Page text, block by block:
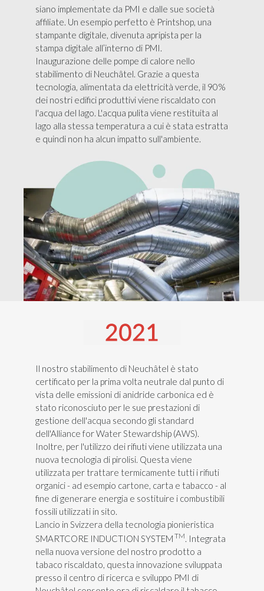
siano implementate da PMI e dalle sue società
affiliate. Un esempio perfetto è Printshop, una
stampante digitale, divenuta apripista per la
stampa digitale all’interno di PMI.
Inaugurazione delle pompe di calore nello
stabilimento di Neuchâtel. Grazie a questa
tecnologia, alimentata da elettricità verde, il 90%
dei nostri edifici produttivi viene riscaldato con
l'acqua del lago. L'acqua pulita viene restituita al
lago alla stessa temperatura a cui è stata estratta
e quindi non ha alcun impatto sull'ambiente.
Il nostro stabilimento di Neuchâtel è stato
certificato per la prima volta neutrale dal punto di
vista delle emissioni di anidride carbonica ed è
stato riconosciuto per le sue prestazioni di
gestione dell'acqua secondo gli standard
dell'Alliance for Water Stewardship (AWS).
Inoltre, per l'utilizzo dei rifiuti viene utilizzata una
nuova tecnologia di pirolisi. Questa viene
utilizzata per trattare termicamente tutti i rifiuti
organici - ad esempio cartone, carta e tabacco - al
fine di generare energia e sostituire i combustibili
fossili utilizzati in sito.
Lancio in Svizzera della tecnologia pionieristica
SMARTCORE INDUCTION SYSTEM TM. Integrata
nella nuova versione del nostro prodotto a
tabaco riscaldato, questa innovazione sviluppata
presso il centro di ricerca e sviluppo PMI di